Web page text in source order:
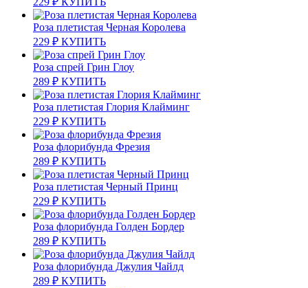
Роза плетистая Черная Королева
229 ₽ КУПИТЬ
Роза спрей Грин Глоу
289 ₽ КУПИТЬ
Роза плетистая Глория Клайминг
229 ₽ КУПИТЬ
Роза флорибунда Фрезия
289 ₽ КУПИТЬ
Роза плетистая Черный Принц
229 ₽ КУПИТЬ
Роза флорибунда Голден Бордер
289 ₽ КУПИТЬ
Роза флорибунда Джулия Чайлд
289 ₽ КУПИТЬ